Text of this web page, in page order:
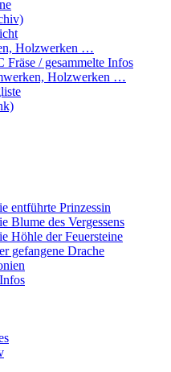
Holzwerken …
Fräse / gesammelte Infos
Holzwerken …
entführte Prinzessin
Blume des Vergessens
Höhle der Feuersteine
gefangene Drache